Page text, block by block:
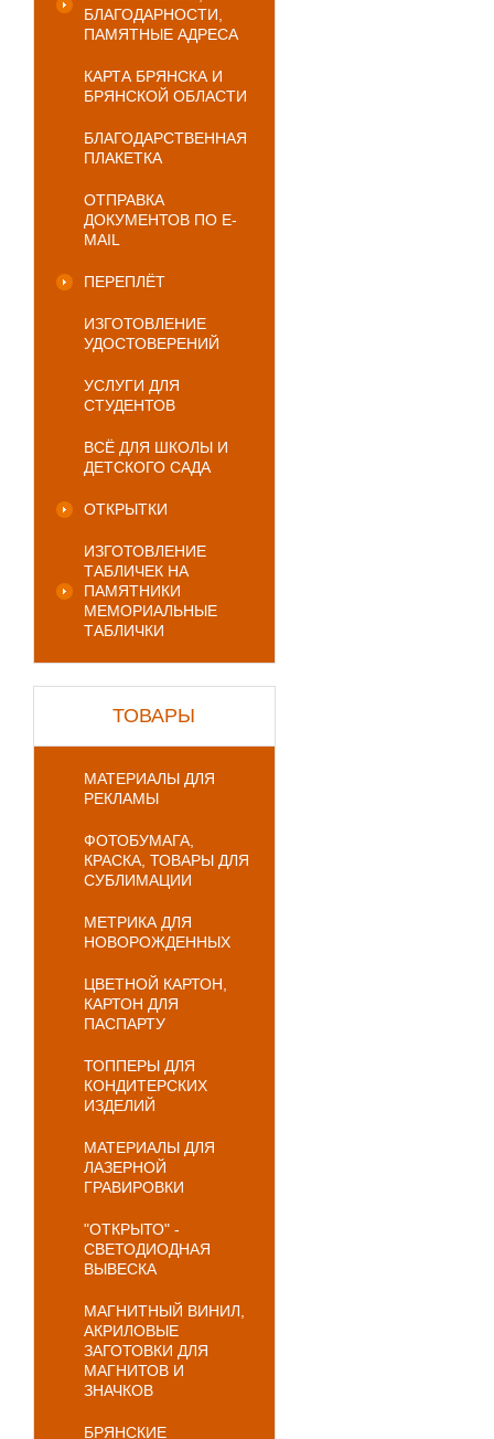
БЛАГОДАРНОСТИ,
ПАМЯТНЫЕ АДРЕСА
КАРТА БРЯНСКА И
БРЯНСКОЙ ОБЛАСТИ
БЛАГОДАРСТВЕННАЯ
ПЛАКЕТКА
ОТПРАВКА
ДОКУМЕНТОВ ПО E-
MAIL
ПЕРЕПЛЁТ
ИЗГОТОВЛЕНИЕ
УДОСТОВЕРЕНИЙ
УСЛУГИ ДЛЯ
СТУДЕНТОВ
ВСЁ ДЛЯ ШКОЛЫ И
ДЕТСКОГО САДА
ОТКРЫТКИ
ИЗГОТОВЛЕНИЕ
ТАБЛИЧЕК НА
ПАМЯТНИКИ
МЕМОРИАЛЬНЫЕ
ТАБЛИЧКИ
ТОВАРЫ
МАТЕРИАЛЫ ДЛЯ
РЕКЛАМЫ
ФОТОБУМАГА,
КРАСКА, ТОВАРЫ ДЛЯ
СУБЛИМАЦИИ
МЕТРИКА ДЛЯ
НОВОРОЖДЕННЫХ
ЦВЕТНОЙ КАРТОН,
КАРТОН ДЛЯ
ПАСПАРТУ
ТОППЕРЫ ДЛЯ
КОНДИТЕРСКИХ
ИЗДЕЛИЙ
МАТЕРИАЛЫ ДЛЯ
ЛАЗЕРНОЙ
ГРАВИРОВКИ
"ОТКРЫТО" -
СВЕТОДИОДНАЯ
ВЫВЕСКА
МАГНИТНЫЙ ВИНИЛ,
АКРИЛОВЫЕ
ЗАГОТОВКИ ДЛЯ
МАГНИТОВ И
ЗНАЧКОВ
БРЯНСКИЕ